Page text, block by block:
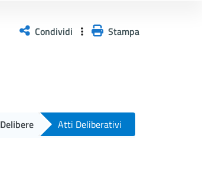
Condividi Stampa
Delibere Atti Deliberativi